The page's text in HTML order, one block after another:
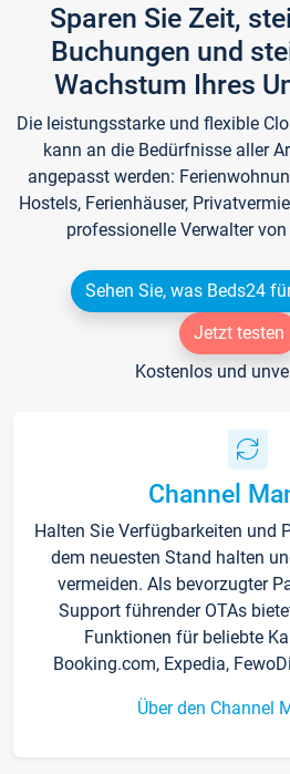
Sparen Sie Zeit,
Buchungen und
Wachstum Ihres
Die leistungsstarke und flexible
kann an die Bedürfnisse aller
angepasst werden:
Hostels, Ferienhäuser,
professionelle Verwalter
Sehen Sie, was Beds24
Jetzt testen
Kostenlos und
Channel
Halten Sie Verfügbarkeiten und
dem neuesten Stand halten
vermeiden. Als bevorzugter
Support führender OTAs
Funktionen für beliebte
Booking.com, Expedia,
Über den Channel